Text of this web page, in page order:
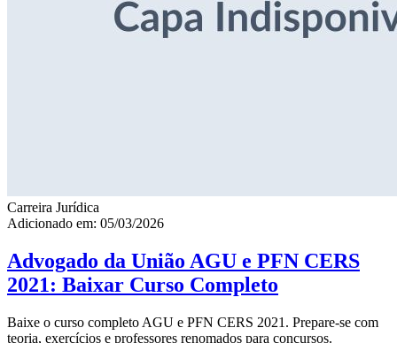
Carreira Jurídica
Adicionado em: 05/03/2026
Advogado da União AGU e PFN CERS
2021: Baixar Curso Completo
Baixe o curso completo AGU e PFN CERS 2021. Prepare-se com
teoria, exercícios e professores renomados para concursos.